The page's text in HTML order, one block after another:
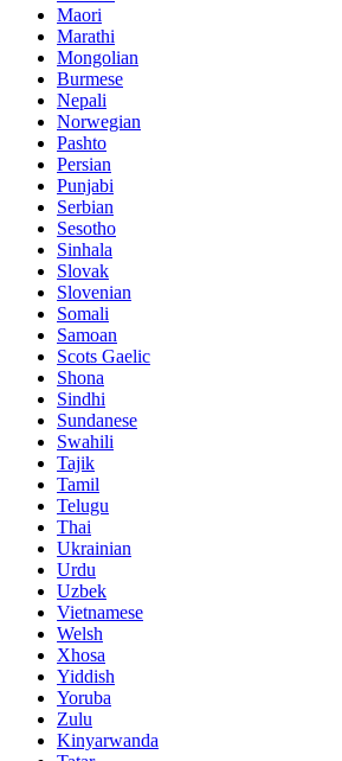
Maori
Marathi
Mongolian
Burmese
Nepali
Norwegian
Pashto
Persian
Punjabi
Serbian
Sesotho
Sinhala
Slovak
Slovenian
Somali
Samoan
Scots Gaelic
Shona
Sindhi
Sundanese
Swahili
Tajik
Tamil
Telugu
Thai
Ukrainian
Urdu
Uzbek
Vietnamese
Welsh
Xhosa
Yiddish
Yoruba
Zulu
Kinyarwanda